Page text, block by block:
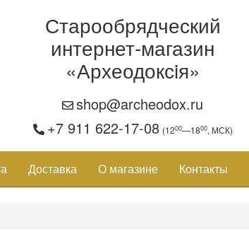
Старообрядческий
интернет-магазин
«Археодоксiя»
shop@archeodox.ru
+7 911 622-17-08 (1200—1800, МСК)
Доставка О магазине Контакты